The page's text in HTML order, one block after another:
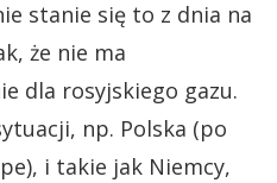
stanie się to z dnia na
że nie ma
dla rosyjskiego gazu.
np. Polska (po
i takie jak Niemcy,